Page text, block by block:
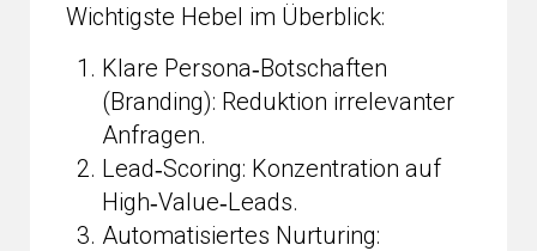
Wichtigste Hebel im Überblick:
Klare Persona‑Botschaften
(Branding): Reduktion irrelevanter
Anfragen.
Lead‑Scoring: Konzentration auf
High‑Value‑Leads.
Automatisiertes Nurturing: